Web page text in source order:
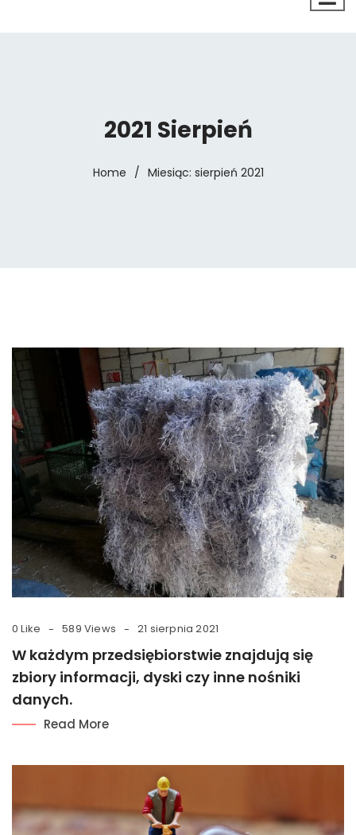
2021 Sierpień
Home / Miesiąc: sierpień 2021
0 Like 589 Views 21 sierpnia 2021
W każdym przedsiębiorstwie znajdują się
zbiory informacji, dyski czy inne nośniki
danych.
Read More